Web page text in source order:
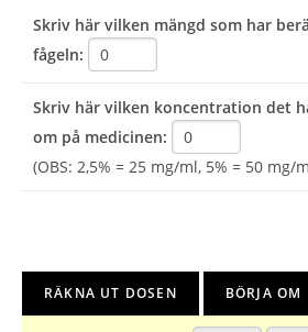
Skriv här vilken mängd som har
fågeln:
Skriv här vilken koncentration det
om på medicinen:
(OBS: 2,5% = 25 mg/ml, 5% = 50 mg/